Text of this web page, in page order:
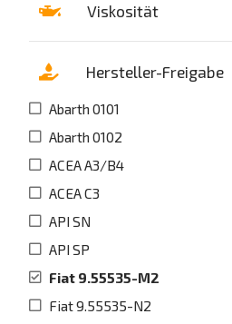
Viskosität
Hersteller-Freigabe
Abarth 0101
Abarth 0102
ACEA A3/B4
ACEA C3
API SN
API SP
Fiat 9.55535-M2
Fiat 9.55535-N2